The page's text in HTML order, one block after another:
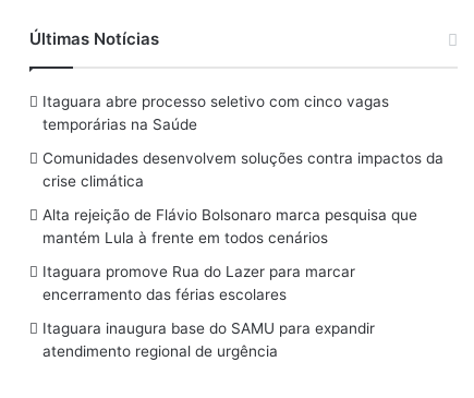
a
c
e
b
o
o
k
h
r
e
a
d
s
n
s
t
a
g
r
a
m
u
e
s
k
y
u
T
b
Últimas Notícias
Itaguara abre processo seletivo com cinco vagas
temporárias na Saúde
Comunidades desenvolvem soluções contra impactos da
crise climática
Alta rejeição de Flávio Bolsonaro marca pesquisa que
mantém Lula à frente em todos cenários
Itaguara promove Rua do Lazer para marcar
encerramento das férias escolares
Itaguara inaugura base do SAMU para expandir
atendimento regional de urgência